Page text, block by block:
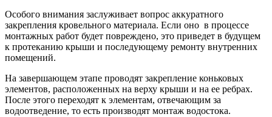
Особого внимания заслуживает вопрос аккуратного
закрепления кровельного материала. Если оно в процессе
монтажных работ будет повреждено, это приведет в будущем
к протеканию крыши и последующему ремонту внутренних
помещений.
На завершающем этапе проводят закрепление коньковых
элементов, расположенных на верху крыши и на ее ребрах.
После этого переходят к элементам, отвечающим за
водоотведение, то есть производят монтаж водостока.